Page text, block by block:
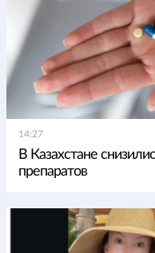
14:27
В Казахстане
препаратов